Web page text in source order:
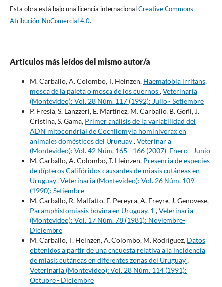
Esta obra está bajo una licencia internacionalCreative Commons
Atribución-NoComercial 4.0.
Artículos más leídos del mismo autor/a
M. Carballo, A. Colombo, T. Heinzen, Haematobia irritans,
mosca de la paleta o mosca de los cuernos,Veterinaria
(Montevideo): Vol. 28 Núm. 117 (1992): Julio - Setiembre
P. Fresia, S. Lanzzeri, E. Martínez, M. Carballo, B. Goñi, J.
Cristina, S. Gama, Primer análisis de la variabilidad del
ADN mitocondrial de Cochliomyia hominivorax en
animales domésticos del Uruguay,Veterinaria
(Montevideo): Vol. 42 Núm. 165 - 166 (2007): Enero - Junio
M. Carballo, A. Colombo, T. Heinzen, Presencia de especies
de dípteros Califóridos causantes de miasis cutáneas en
Uruguay,Veterinaria (Montevideo): Vol. 26 Núm. 109
(1990): Setiembre
M. Carballo, R. Malfatto, E. Pereyra, A. Freyre, J. Genovese,
Paramphistomiasis bovina en Uruguay. 1 ,Veterinaria
(Montevideo): Vol. 17 Núm. 78 (1981): Noviembre-
Diciembre
M. Carballo, T. Heinzen, A. Colombo, M. Rodríguez, Datos
obtenidos a partir de una encuesta relativa a la incidencia
de miasis cutáneas en diferentes zonas del Uruguay,
Veterinaria (Montevideo): Vol. 28 Núm. 114 (1991):
Octubre - Diciembre